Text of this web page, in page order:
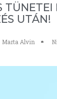
TÜNETEI
UTÁN!
Marta Alvin